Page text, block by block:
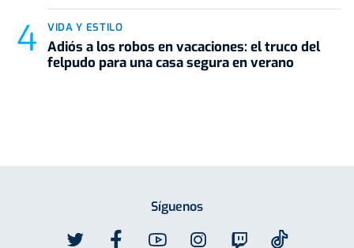
VIDA Y ESTILO
Adiós a los robos en vacaciones: el truco del
felpudo para una casa segura en verano
Síguenos